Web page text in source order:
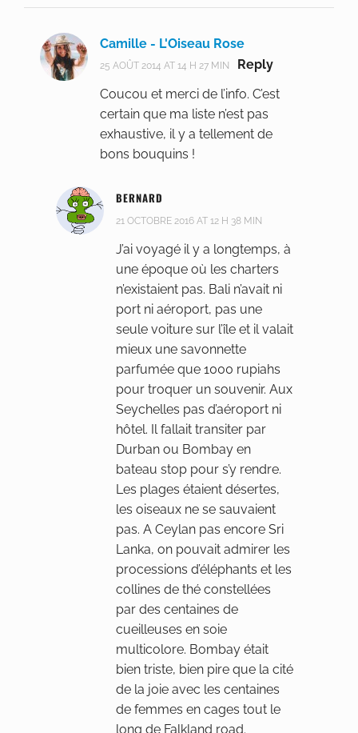
Camille - L'Oiseau Rose
25 AOÛT 2014 AT 14 H 27 MIN
Reply
Coucou et merci de l’info. C’est
certain que ma liste n’est pas
exhaustive, il y a tellement de
bons bouquins !
BERNARD
21 OCTOBRE 2016 AT 12 H 38 MIN
J’ai voyagé il y a longtemps, à
une époque où les charters
n’existaient pas. Bali n’avait ni
port ni aéroport, pas une
seule voiture sur l’île et il valait
mieux une savonnette
parfumée que 1000 rupiahs
pour troquer un souvenir. Aux
Seychelles pas d’aéroport ni
hôtel. Il fallait transiter par
Durban ou Bombay en
bateau stop pour s’y rendre.
Les plages étaient désertes,
les oiseaux ne se sauvaient
pas. A Ceylan pas encore Sri
Lanka, on pouvait admirer les
processions d’éléphants et les
collines de thé constellées
par des centaines de
cueilleuses en soie
multicolore. Bombay était
bien triste, bien pire que la cité
de la joie avec les centaines
de femmes en cages tout le
long de Falkland road.